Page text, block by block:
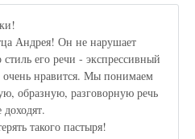
Андрея! Он не нарушает
его речи - экспрессивный
нравится. Мы понимаем
образную, разговорную речь
такого пастыря!